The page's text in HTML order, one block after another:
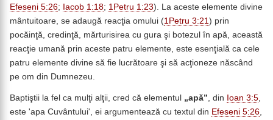
Efeseni 5:26; Iacob 1:18; 1Petru 1:23). La aceste elemente divine
mântuitoare, se adaugă reacţia omului (1Petru 3:21) prin
pocăinţă, credinţă, mărturisirea cu gura şi botezul în apă, această
reacţie umană prin aceste patru elemente, este esenţială ca cele
patru elemente divine să fie lucrătoare şi să acţioneze născând
pe om din Dumnezeu.
Baptiştii la fel ca mulţi alţii, cred că elementul „apă” , din Ioan 3:5
este 'apa Cuvântului', ei argumentează cu textul din Efeseni 5:26